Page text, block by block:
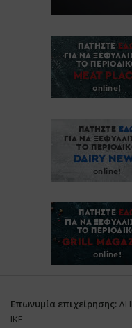
Επωνυμία επιχείρησης:
ΙΚΕ